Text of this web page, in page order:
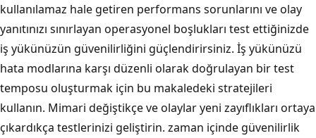
kullanılamaz hale getiren performans sorunlarını ve olay
yanıtınızı sınırlayan operasyonel boşlukları test ettiğinizde
iş yükünüzün güvenilirliğini güçlendirirsiniz. İş yükünüzü
hata modlarına karşı düzenli olarak doğrulayan bir test
temposu oluşturmak için bu makaledeki stratejileri
kullanın. Mimari değiştikçe ve olaylar yeni zayıflıkları ortaya
çıkardıkça testlerinizi geliştirin. zaman içinde güvenilirlik